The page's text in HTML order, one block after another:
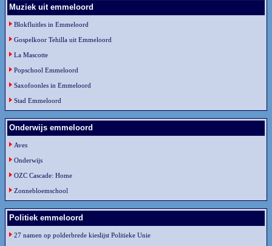
Muziek uit emmeloord
Blokfluitles in Emmeloord
Gospelkoor Tehilla uit Emmeloord
La Mascotte
Popschool Emmeloord
Saxofoonles in Emmeloord
Stad Emmeloord
Onderwijs emmeloord
Aves
Onderwijs
OZC Cascade: Home
Zonnebloemschool
Politiek emmeloord
27 namen op polderbrede kieslijst Politieke Unie